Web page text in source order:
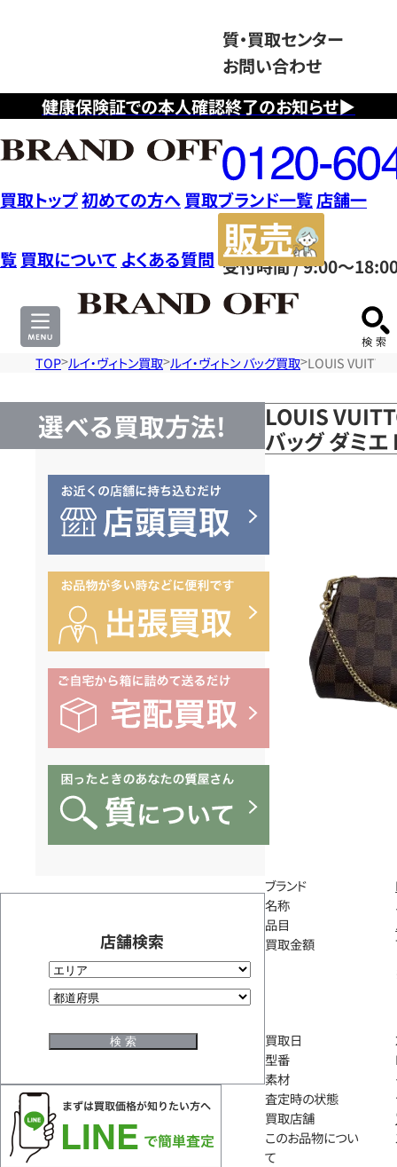
健康保険証での本人確認終了のお知らせ▶
質・買取センター
お問い合わせ
フ
リ
ー
ダ
イ
ヤ
ル
0120604117
受付時間 / 9:00～
買取トップ初めての方へ 買取ブランド一覧店舗一
覧 買取について よくある質問
サ
TOP ルイ・ヴィトン買取 ルイ・ヴィトン バッグ買取 LOUIS
選べる買取方法!
店舗検索
LOUIS
バッグ ダミ
ブランド
名称
品目
買取金額
買取日
型番
素材
査定時の状態
買取店舗
このお品物につい
て